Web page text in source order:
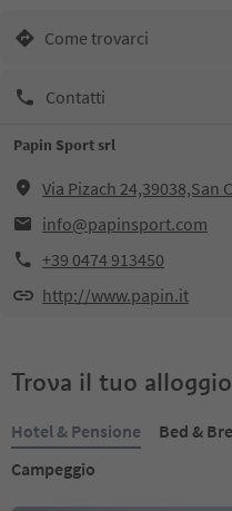
Come trovarci
Contatti
Papin Sport srl
Via Pizach 24,39038,San
info@papinsport.com
+39 0474 913450
http://www.papin.it
Trova il tuo
Hotel & Pensione Bed &
Campeggio